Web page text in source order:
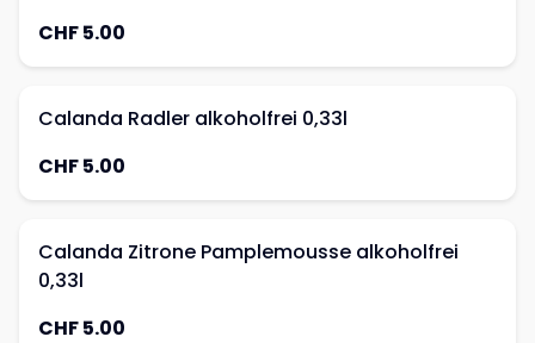
CHF 5.00
Calanda Radler alkoholfrei 0,33l
CHF 5.00
Calanda Zitrone Pamplemousse alkoholfrei
0,33l
CHF 5.00